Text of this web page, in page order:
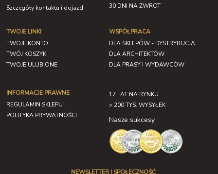
Szczegóły kontaktu i dojazd
30 DNI NA ZWROT
TWOJE LINKI
TWOJE KONTO
TWÓJ KOSZYK
TWOJE ULUBIONE
INFORMACJE PRAWNE
REGULAMIN SKLEPU
POLITYKA PRYWATNOŚCI
WSPÓŁPRACA
DLA SKLEPÓW - DYSTRYBUCJA
DLA ARCHITEKTÓW
DLA PRASY I WYDAWCÓW
17 LAT NA RYNKU
> 200 TYS. WYSYŁEK
Nasze sukcesy
NEWSLETTER I SPOŁECZNOŚĆ